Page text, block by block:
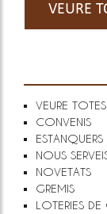
VEURE
VEURE TOTES
CONVENIS
NOUS
NOVETATS
GREMIS
LOTERIES DE